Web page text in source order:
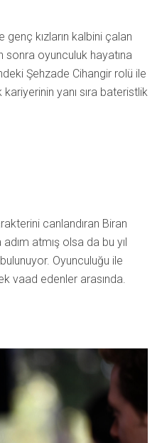
genç kızların kalbini çalan
sonra oyunculuk hayatına
Şehzade Cihangir rolü ile
yanı sıra bateristlik
canlandıran Biran
atmış olsa da bu yıl
Oyunculuğu ile
vaad edenler arasında.